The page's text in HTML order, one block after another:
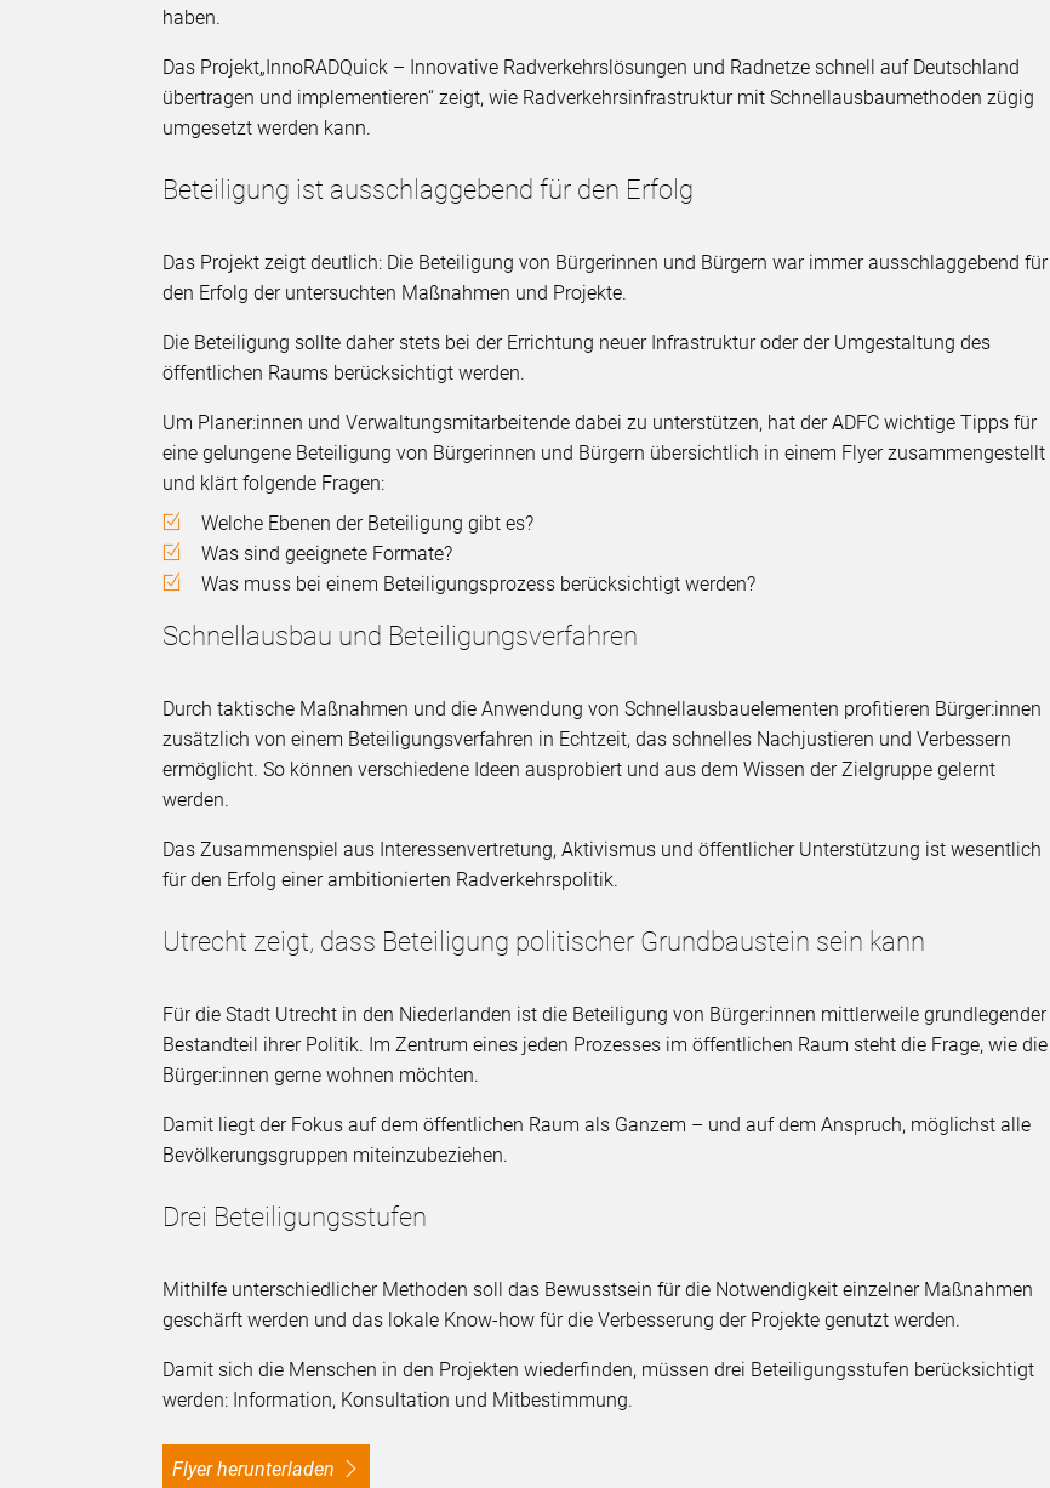
haben.
Das Projekt„InnoRADQuick – Innovative Radverkehrslösungen und Radnetze schnell auf Deutschland
übertragen und implementieren“ zeigt, wie Radverkehrsinfrastruktur mit Schnellausbaumethoden zügig
umgesetzt werden kann.
Beteiligung ist ausschlaggebend für den Erfolg
Das Projekt zeigt deutlich: Die Beteiligung von Bürgerinnen und Bürgern war immer ausschlaggebend für
den Erfolg der untersuchten Maßnahmen und Projekte.
Die Beteiligung sollte daher stets bei der Errichtung neuer Infrastruktur oder der Umgestaltung des
öffentlichen Raums berücksichtigt werden.
Um Planer:innen und Verwaltungsmitarbeitende dabei zu unterstützen, hat der ADFC wichtige Tipps für
eine gelungene Beteiligung von Bürgerinnen und Bürgern übersichtlich in einem Flyer zusammengestellt
und klärt folgende Fragen:
Welche Ebenen der Beteiligung gibt es?
Was sind geeignete Formate?
Was muss bei einem Beteiligungsprozess berücksichtigt werden?
Schnellausbau und Beteiligungsverfahren
Durch taktische Maßnahmen und die Anwendung von Schnellausbauelementen profitieren Bürger:innen
zusätzlich von einem Beteiligungsverfahren in Echtzeit, das schnelles Nachjustieren und Verbessern
ermöglicht. So können verschiedene Ideen ausprobiert und aus dem Wissen der Zielgruppe gelernt
werden.
Das Zusammenspiel aus Interessenvertretung, Aktivismus und öffentlicher Unterstützung ist wesentlich
für den Erfolg einer ambitionierten Radverkehrspolitik.
Utrecht zeigt, dass Beteiligung politischer Grundbaustein sein kann
Für die Stadt Utrecht in den Niederlanden ist die Beteiligung von Bürger:innen mittlerweile grundlegender
Bestandteil ihrer Politik. Im Zentrum eines jeden Prozesses im öffentlichen Raum steht die Frage, wie die
Bürger:innen gerne wohnen möchten.
Damit liegt der Fokus auf dem öffentlichen Raum als Ganzem – und auf dem Anspruch, möglichst alle
Bevölkerungsgruppen miteinzubeziehen.
Drei Beteiligungsstufen
Mithilfe unterschiedlicher Methoden soll das Bewusstsein für die Notwendigkeit einzelner Maßnahmen
geschärft werden und das lokale Know-how für die Verbesserung der Projekte genutzt werden.
Damit sich die Menschen in den Projekten wiederfinden, müssen drei Beteiligungsstufen berücksichtigt
werden: Information, Konsultation und Mitbestimmung.
Flyer herunterladen